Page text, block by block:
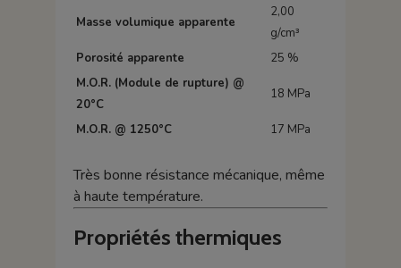
Masse volumique apparente
2,00
g/cm³
Porosité apparente
25 %
M.O.R. (Module de rupture) @
20°C
18 MPa
M.O.R. @ 1250°C 17 MPa
Très bonne résistance mécanique, même
à haute température.
Propriétés thermiques